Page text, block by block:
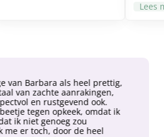
Lees
van Barbara als heel prettig,
van zachte aanrakingen,
en rustgevend ook.
tegen opkeek, omdat ik
ik niet genoeg zou
me er toch, door de heel